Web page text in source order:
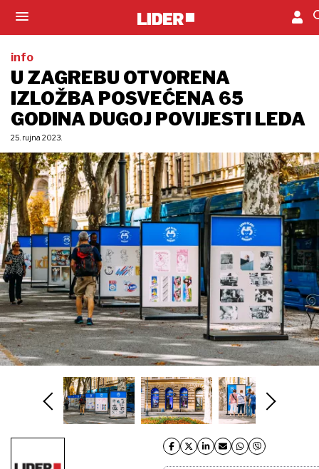
info
U ZAGREBU OTVORENA
IZLOŽBA POSVEĆENA 65
GODINA DUGOJ POVIJESTI LEDA
25. rujna 2023.